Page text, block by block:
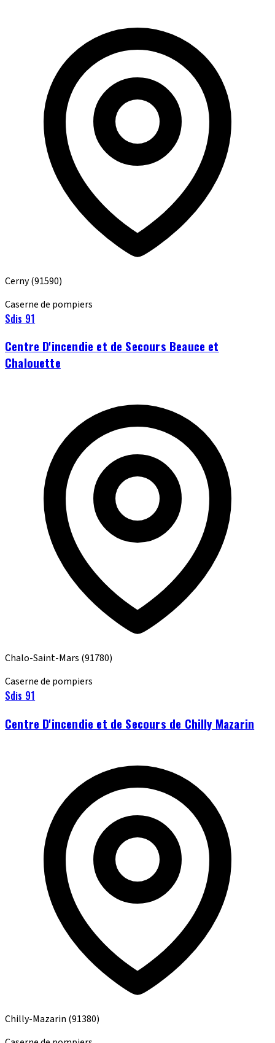
Cerny(91590)
Caserne de pompiers
Sdis 91
Centre D'incendie et de Secours Beauce et
Chalouette
Chalo-Saint-Mars (91780)
Caserne de pompiers
Sdis 91
Centre D'incendie et de Secours de Chilly Mazarin
Chilly-Mazarin (91380)